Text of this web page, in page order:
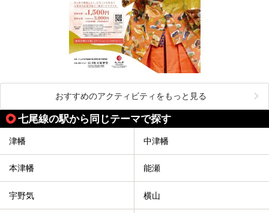
おすすめのアクティビティをもっと見る
七尾線の駅から同じテーマで探す
津幡 中津幡
本津幡 能瀬
宇野気 横山